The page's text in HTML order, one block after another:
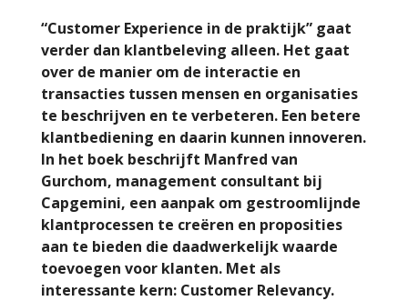
“Customer Experience in de praktijk” gaat
verder dan klantbeleving alleen. Het gaat
over de manier om de interactie en
transacties tussen mensen en organisaties
te beschrijven en te verbeteren. Een betere
klantbediening en daarin kunnen innoveren.
In het boek beschrijft Manfred van
Gurchom, management consultant bij
Capgemini, een aanpak om gestroomlijnde
klantprocessen te creëren en proposities
aan te bieden die daadwerkelijk waarde
toevoegen voor klanten. Met als
interessante kern: Customer Relevancy.